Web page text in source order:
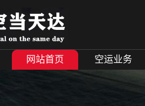
网站首页 空运业务